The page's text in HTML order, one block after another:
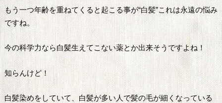
もう一つ年齢を重ねてくると起こる事が“白髪”これは永遠の悩み
ですね。
今の科学力なら白髪生えてこない薬とか出来そうですよね！
知らんけど！
白髪染めをしていて、白髪が多い人で髪の毛が細くなっている